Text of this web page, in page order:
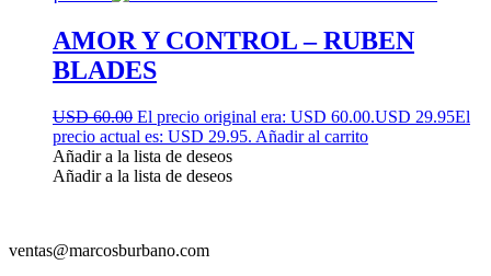
AMOR Y CONTROL – RUBEN
BLADES
USD 60.00 El precio original era: USD 60.00.USD 29.95El
precio actual es: USD 29.95. Añadir al carrito
Añadir a la lista de deseos
Añadir a la lista de deseos
ventas@marcosburbano.com